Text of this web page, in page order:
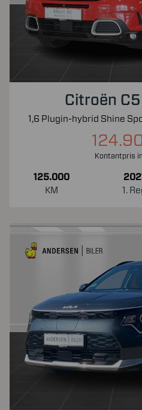
Citroën
Kontantpris
125.000
KM
1.